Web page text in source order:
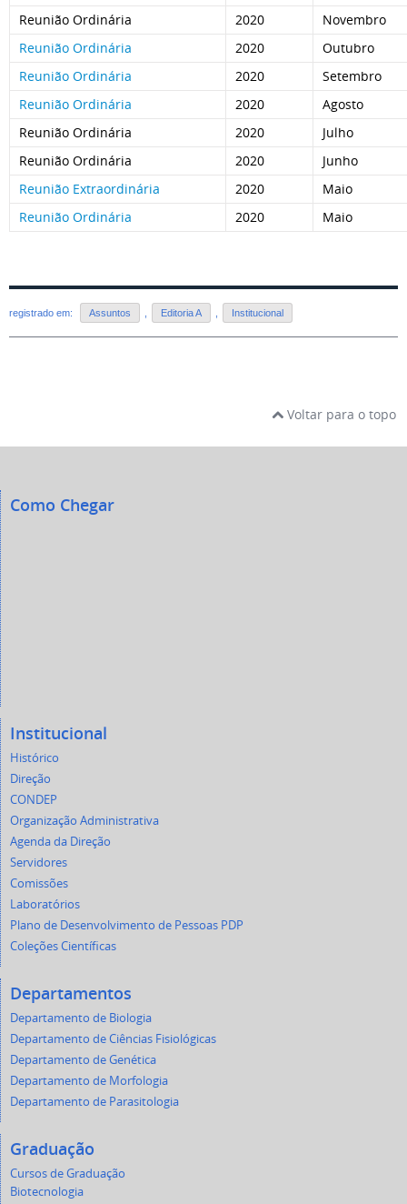
Reunião Ordinária 2020
Novembro
Reunião Ordinária
2020
Outubro
Reunião Ordinária
2020
Setembro
Reunião Ordinária
2020
Agosto
Reunião Ordinária
2020
Julho
Reunião Ordinária
2020
Junho
Reunião Extraordinária
2020
Maio
Reunião Ordinária
2020 Maio
registrado em: Assuntos Editoria A Institucional
Voltar para o topo
Como Chegar
Institucional
Histórico
Direção
CONDEP
Organização Administrativa
Agenda da Direção
Servidores
Comissões
Laboratórios
Plano de Desenvolvimento de Pessoas PDP
Coleções Científicas
Departamentos
Departamento de Biologia
Departamento de Ciências Fisiológicas
Departamento de Genética
Departamento de Morfologia
Departamento de Parasitologia
Graduação
Cursos de Graduação
Biotecnologia